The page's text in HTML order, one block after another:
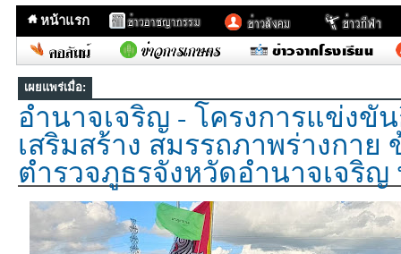
หน้าแรก
เผยแพร่เมื่อ:
อำนาจเจริญ - โครงการแข่งขั
เสริมสร้าง สมรรถภาพร่างกาย
ตำรวจภูธรจังหวัดอำนาจเจริญ